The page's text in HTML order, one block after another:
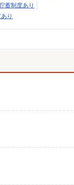
蓄制度あり
り